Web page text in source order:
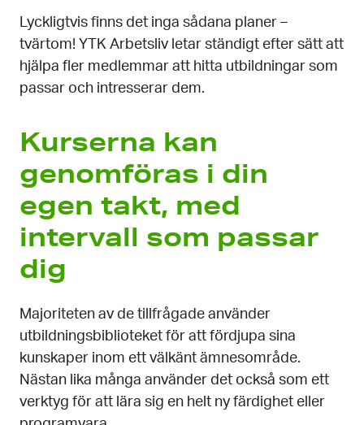
Lyckligtvis finns det inga sådana planer –
tvärtom! YTK Arbetsliv letar ständigt efter sätt att
hjälpa fler medlemmar att hitta utbildningar som
passar och intresserar dem.
Kurserna kan
genomföras i din
egen takt, med
intervall som passar
dig
Majoriteten av de tillfrågade använder
utbildningsbiblioteket för att fördjupa sina
kunskaper inom ett välkänt ämnesområde.
Nästan lika många använder det också som ett
verktyg för att lära sig en helt ny färdighet eller